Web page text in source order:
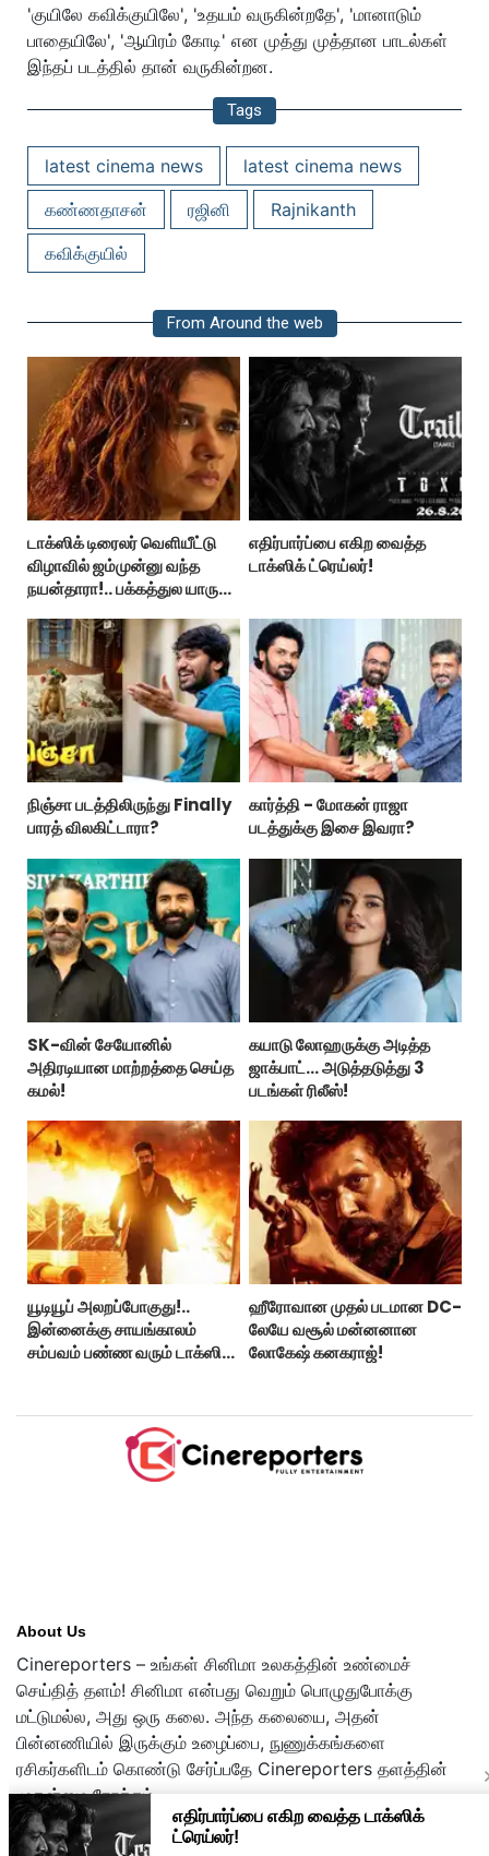
'குயிலே கவிக்குயிலே', 'உதயம் வருகின்றதே', 'மானாடும்
பாதையிலே', 'ஆயிரம் கோடி' என முத்து முத்தான பாடல்கள்
இந்தப் படத்தில் தான் வருகின்றன.
Tags
latest cinema news
latest cinema news
கண்ணதாசன்
ரஜினி
Rajnikanth
கவிக்குயில்
From Around the web
டாக்ஸிக் டிரைலர் வெளியீட்டு
விழாவில் ஜம்முன்னு வந்த
நயன்தாரா!.. பக்கத்துல யாரு
எதிர்பார்ப்பை எகிற வைத்த
டாக்ஸிக் ட்ரெய்லர்!
நிஞ்சா படத்திலிருந்து Finally
பாரத் விலகிட்டாரா?
கார்த்தி - மோகன் ராஜா
படத்துக்கு இசை இவரா?
SK-வின் சேயோனில்
அதிரடியான மாற்றத்தை செய்த
கமல்!
கயாடு லோஹருக்கு அடித்த
ஜாக்பாட்... அடுத்தடுத்து 3
படங்கள் ரிலீஸ்!
யூடியூப் அலறப்போகுது!..
இன்னைக்கு சாயங்காலம்
சம்பவம் பண்ண வரும் டாக்ஸிக்
ஹீரோவான முதல் படமான DC-
லேயே வசூல் மன்னனான
லோகேஷ் கனகராஜ்!
About Us
Cinereporters – உங்கள் சினிமா உலகத்தின் உண்மைச்
செய்தித் தளம்! சினிமா என்பது வெறும் பொழுதுபோக்கு
மட்டுமல்ல, அது ஒரு கலை. அந்த கலையை, அதன்
பின்னணியில் இருக்கும் உழைப்பை, நுணுக்கங்களை
ரசிகர்களிடம் கொண்டு சேர்ப்பதே Cinereporters தளத்தின்
முதன்மை நோக்கம்.